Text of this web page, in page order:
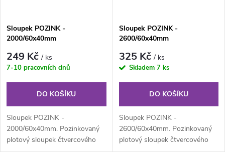
Sloupek POZINK -
2000/60x40mm
249 Kč/ ks
7-10 pracovních dnů
DO KOŠÍKU
Sloupek POZINK -
2000/60x40mm. Pozinkovaný
plotový sloupek čtvercového
průřezu 60x40 mm, výška 200
Sloupek POZINK -
2600/60x40mm
325 Kč/ ks
Skladem 7 ks
DO KOŠÍKU
Sloupek POZINK -
2600/60x40mm. Pozinkovaný
plotový sloupek čtvercového
průřezu 60x40 mm, výška 260